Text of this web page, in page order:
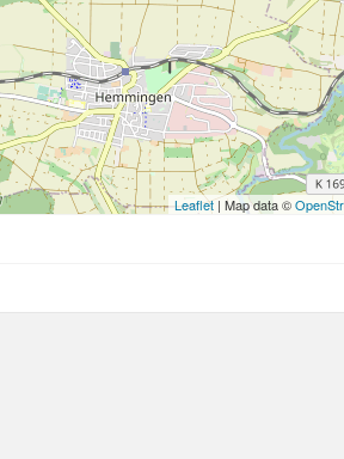
Leaflet| Map data ©